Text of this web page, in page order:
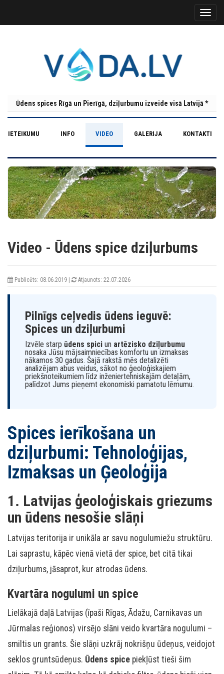
Ūdens spices Rīgā un Pierīgā, dziļurbumu izveide visā Latvijā *
PIETEIKUMU INFO VIDEO GALERIJA KONTAKTI
Video - Ūdens spice dziļurbums
Publicēts: 08.06.2019 | Atjaunots: 22.07.2026
Pilnīgs ceļvedis ūdens ieguvē:
Spices un dziļurbumi
Izvēle starp ūdens spici un artēzisko dziļurbumu
nosaka Jūsu mājsaimniecības komfortu un izmaksas
nākamos 30 gadus. Šajā rakstā mēs detalizēti
analizējam abus veidus, sākot no ģeoloģiskajiem
priekšnoteikumiem līdz inženiertehniskajām detaļām,
palīdzot Jums pieņemt ekonomiski pamatotu lēmumu.
Spices ierīkošana un
dziļurbumi: Tehnoloģijas,
Izmaksas un Ģeoloģija
1. Latvijas ģeoloģiskais griezums
un ūdens nesošie slāņi
Latvijas teritorija ir unikāla ar savu nogulumiežu struktūru.
Lai saprastu, kāpēc vienā vietā der spice, bet citā tikai
dziļurbums, jāsaprot, kur atrodas ūdens.
Kvartāra nogulumi un spice
Lielākajā daļā Latvijas (īpaši Rīgas, Ādažu, Carnikavas un
Jūrmalas reģionos) virsējo slāni veido kvartāra nogulumi –
smiltis un grants. Šie slāņi uzkrāj nokrišņu ūdeņus, veidojot
seklos gruntsūdeņus. Ūdens spice piekļūst tieši šim